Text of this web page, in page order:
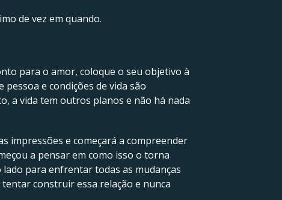
de vez em quando.
para o amor, coloque o seu objetivo à
e condições de vida são
a vida tem outros planos e não há nada
impressões e começará a compreender
a pensar em como isso o torna
para enfrentar todas as mudanças
construir essa relação e nunca